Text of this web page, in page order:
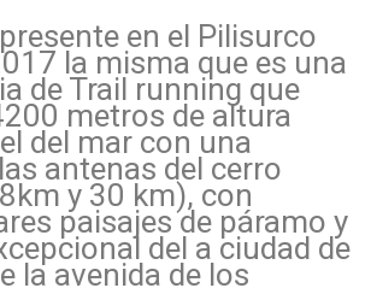
en el Pilisurco
la misma que es una
de Trail running que
metros de altura
del mar con una
antenas del cerro
y 30 km), con
paisajes de páramo y
del a ciudad de
la avenida de los